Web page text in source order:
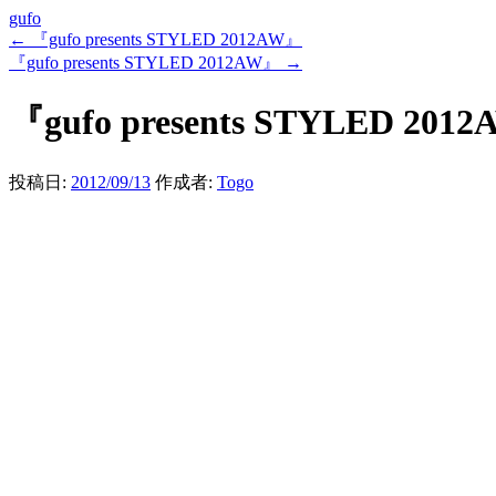
gufo
←
『gufo presents STYLED 2012AW』
『gufo presents STYLED 2012AW』
→
『gufo presents STYLED
投稿日: 2012/09/13 作成者: Togo